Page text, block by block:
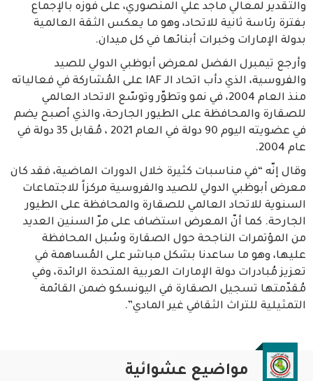
والتقدير لمعالي ماجد علي المنصوري، على فوزه بالإجماع
بفترة رئاسة ثانية للاتحاد، وهو ما يعكس الثقة العالمية
بدولة الإمارات وخبرات أبنائها في كل ميدان.
وأرجع تيمبرل الفضل لمعرض أبوظبي الدولي للصيد
والفروسية، الذي دأب اتحاد الـ IAF على المُشاركة في فعالياته
منذ العام 2004، في نمو وتطوّر وتوسّع الاتحاد العالمي
للصقارة والمحافظة على الطيور الجارحة، والذي أصبح يضم
في عضويته اليوم 90 دولة في العام 2021 ، مُقابل 35 دولة في
عام 2004.
وقال إنّه “في مناسبات كثيرة خلال الدورات الماضية، فقد كان
معرض أبوظبي الدولي للصيد والفروسية مركزاً للاجتماعات
السنوية للاتحاد العالمي للصقارة والمحافظة على الطيور
الجارحة. كما أنّ المعرض استضاف على مرّ السنين العديد
من المؤتمرات الناجحة حول الصقارة وسُبل المحافظة
عليها، وهو ما ساعدنا بشكل مباشر على المُساهمة في
تعزيز مُبادرات دولة الإمارات العربية المتحدة الرائدة، وفي
مُقدّمتها تسجيل الصقارة في اليونسكو ضمن القائمة
التمثيلية للتراث الثقافي غير المادي”.
مواضيع عشوائية